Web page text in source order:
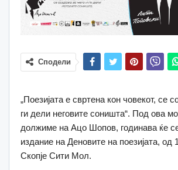
Сподели
„Поезијата е свртена кон човекот, се
ги дели неговите соништа“. Под ова
должиме на Ацо Шопов, годинава ќе
издание на Деновите на поезијата, од
Скопје Сити Мол.